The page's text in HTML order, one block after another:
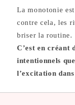
La monotonie
contre cela, les
briser la routine.
C’est en créant
intentionnels
l’excitation